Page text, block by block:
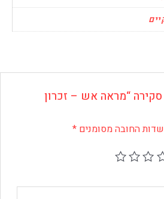
אש – זכרון
מסומנים*